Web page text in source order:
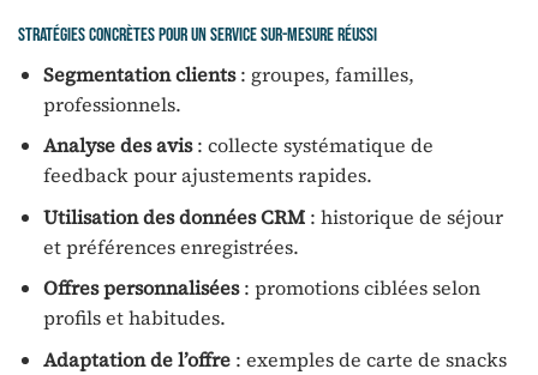
Stratégies concrètes pour un service sur-mesure réussi
Segmentation clients: groupes, familles,
professionnels.
Analyse des avis: collecte systématique de
feedback pour ajustements rapides.
Utilisation des données CRM: historique de séjour
et préférences enregistrées.
Offres personnalisées: promotions ciblées selon
profils et habitudes.
Adaptation de l’offre: exemples de carte de snacks